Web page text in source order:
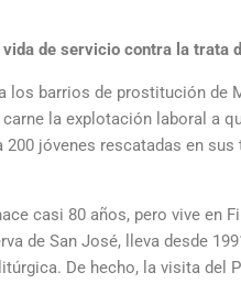
de servicio contra la trata
los barrios de prostitución de
la explotación laboral a
200 jóvenes rescatadas en
casi 80 años, pero vive en
de San José, lleva desde
De hecho, la visita del